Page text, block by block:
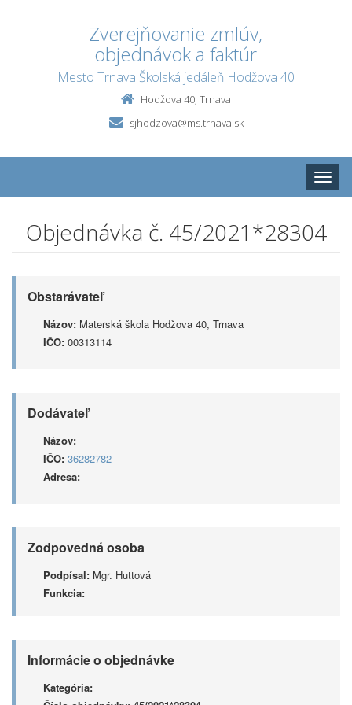
Zverejňovanie zmlúv,
objednávok a faktúr
Mesto Trnava Školská jedáleň Hodžova 40
Hodžova 40, Trnava
sjhodzova@ms.trnava.sk
Toggle
Objednávka č. 45/2021*28304
Obstarávateľ
Názov: Materská škola Hodžova 40, Trnava
IČO: 00313114
Dodávateľ
Názov:
IČO: 36282782
Adresa:
Zodpovedná osoba
Podpísal: Mgr. Huttová
Funkcia:
Informácie o objednávke
Kategória: